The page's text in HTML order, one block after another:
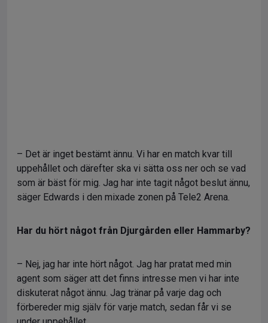
– Det är inget bestämt ännu. Vi har en match kvar till
uppehållet och därefter ska vi sätta oss ner och se vad
som är bäst för mig. Jag har inte tagit något beslut ännu,
säger Edwards i den mixade zonen på Tele2 Arena.
Har du hört något från Djurgården eller Hammarby?
– Nej, jag har inte hört något. Jag har pratat med min
agent som säger att det finns intresse men vi har inte
diskuterat något ännu. Jag tränar på varje dag och
förbereder mig själv för varje match, sedan får vi se